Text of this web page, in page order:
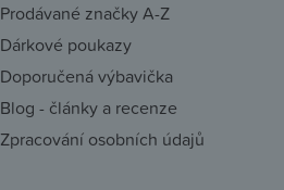
Prodávané značky A-Z
Dárkové poukazy
Doporučená výbavička
Blog - články a recenze
Zpracování osobních údajů